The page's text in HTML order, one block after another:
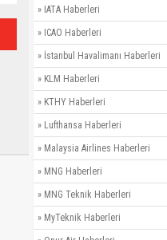
» IATA Haberleri
» ICAO Haberleri
» İstanbul Havalimanı Haberleri
» KLM Haberleri
» KTHY Haberleri
» Lufthansa Haberleri
» Malaysia Airlines Haberleri
» MNG Haberleri
» MNG Teknik Haberleri
» MyTeknik Haberleri